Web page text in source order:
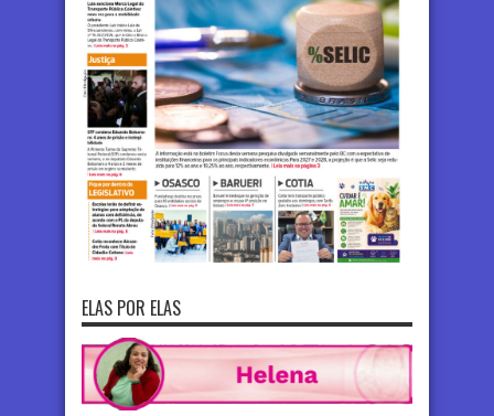
ELAS POR ELAS